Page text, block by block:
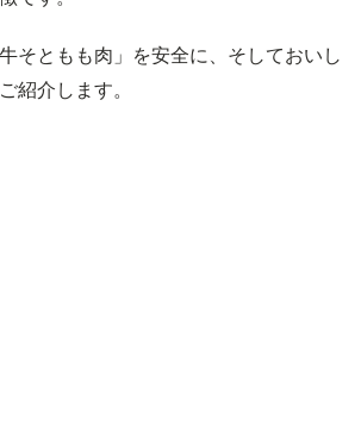
そともも肉」を安全に、そしておいし
紹介します。